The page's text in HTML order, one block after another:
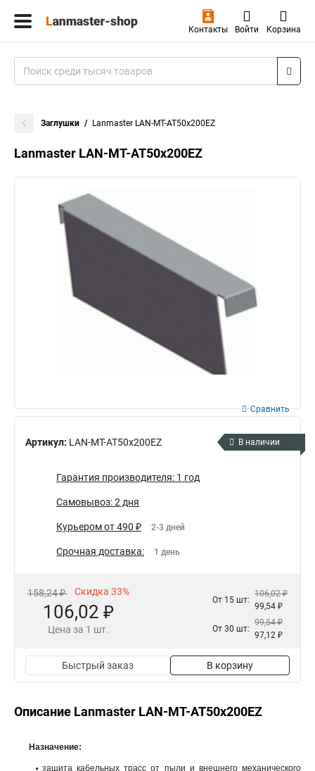
Контакты Войти Корзина
Заглушки Lanmaster LAN-MT-AT50x200EZ
Lanmaster LAN-MT-AT50x200EZ
Артикул: LAN-MT-AT50x200EZ
Сравнить
В наличии
Гарантия производителя: 1 год
Самовывоз: 2 дня
Курьером от 490 ₽ 2-3 дней
Срочная доставка: 1 день
158,24 ₽ Скидка 33%
106,02 ₽
Цена за 1 шт.
От 15 шт:
106,02 ₽
99,54 ₽
От 30 шт:
99,54 ₽
97,12 ₽
Быстрый заказ В корзину
Описание Lanmaster LAN-MT-AT50x200EZ
Назначение:
защита кабельных трасс от пыли и внешнего механического